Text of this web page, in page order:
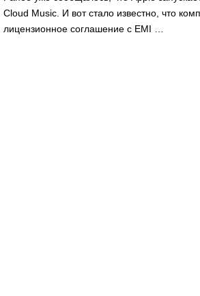
Cloud Music. И вот стало известно, что
лицензионное соглашение с EMI …